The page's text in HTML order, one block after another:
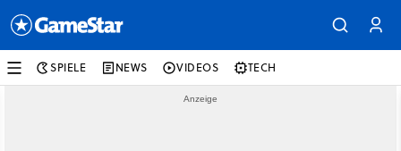
SPIELE NEWS VIDEOS TECH